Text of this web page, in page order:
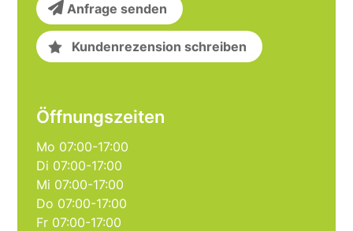
Anfrage senden
Kundenrezension schreiben
Öffnungszeiten
Mo 07:00-17:00
Di 07:00-17:00
Mi 07:00-17:00
Do 07:00-17:00
Fr 07:00-17:00